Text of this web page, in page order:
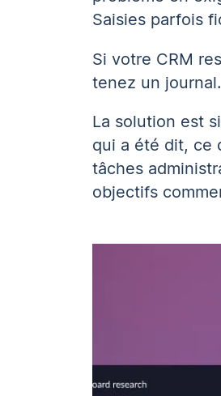
Saisies parfois
Si votre CRM
tenez un journal.
La solution est
qui a été dit, ce
tâches
objectifs